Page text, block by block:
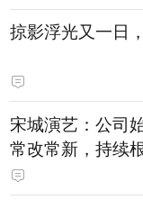
掠影浮光又一日
宋城演艺：公司
常改常新，持续
优化节目配比